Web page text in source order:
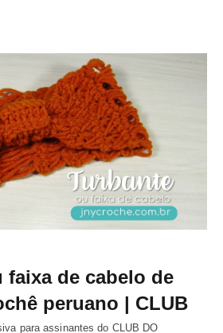
faixa de cabelo de
peruano | CLUB
para assinantes do CLUB DO